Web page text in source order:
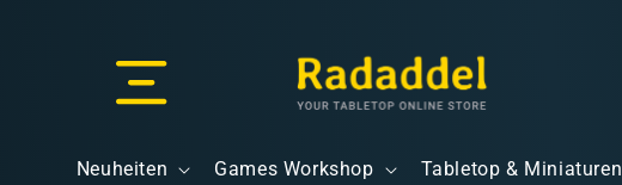
Neuheiten Games Workshop Tabletop & Miniaturen